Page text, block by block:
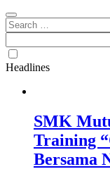
Search
for:
Headlines
SMK
Training
Bersama